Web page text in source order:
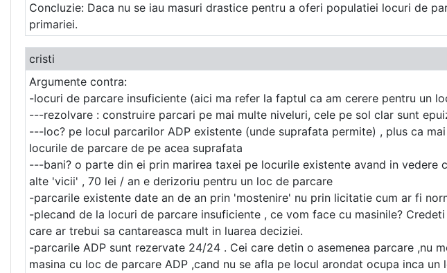
Concluzie: Daca nu se iau masuri drastice pentru a oferi populatiei locuri de
primariei.
cristi
Argumente contra:
-locuri de parcare insuficiente (aici ma refer la faptul ca am cerere pentru un
---rezolvare : construire parcari pe mai multe niveluri, cele pe sol clar sunt
---loc? pe locul parcarilor ADP existente (unde suprafata permite) , plus ca
locurile de parcare de pe acea suprafata
---bani? o parte din ei prin marirea taxei pe locurile existente avand in
alte 'vicii' , 70 lei / an e derizoriu pentru un loc de parcare
-parcarile existente date an de an prin 'mostenire' nu prin licitatie cum ar fi
-plecand de la locuri de parcare insuficiente , ce vom face cu masinile?
care ar trebui sa cantareasca mult in luarea deciziei.
-parcarile ADP sunt rezervate 24/24 . Cei care detin o asemenea parcare ,nu
masina cu loc de parcare ADP ,cand nu se afla pe locul arondat ocupa inca